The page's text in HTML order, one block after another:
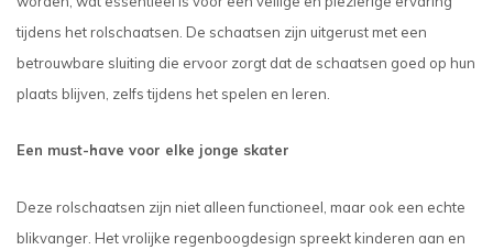
tijdens het rolschaatsen. De schaatsen zijn uitgerust met een
betrouwbare sluiting die ervoor zorgt dat de schaatsen goed op hun
plaats blijven, zelfs tijdens het spelen en leren.
Een must-have voor elke jonge skater
Deze rolschaatsen zijn niet alleen functioneel, maar ook een echte
blikvanger. Het vrolijke regenboogdesign spreekt kinderen aan en